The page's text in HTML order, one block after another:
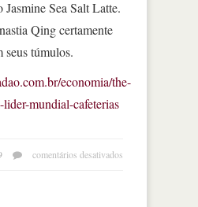
Sea Salt Latte.
Qing certamente
seus túmulos.
economia/the-
mundial-cafeterias
comentários desativados